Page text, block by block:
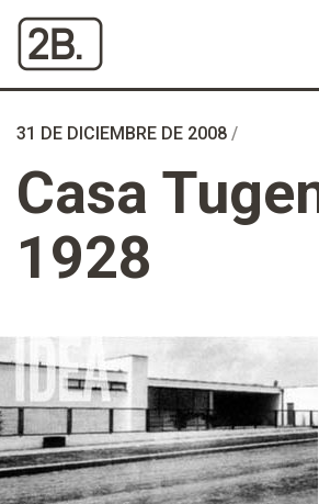
Contenido
31 DE DICIEMBRE DE 2008 /
Casa
1928